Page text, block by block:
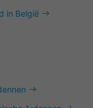
in België